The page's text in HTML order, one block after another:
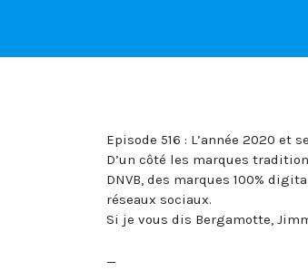
Episode 516 : L’année 2020 et
D’un côté les marques
DNVB, des marques 100%
réseaux sociaux.
Si je vous dis Bergamotte,
—